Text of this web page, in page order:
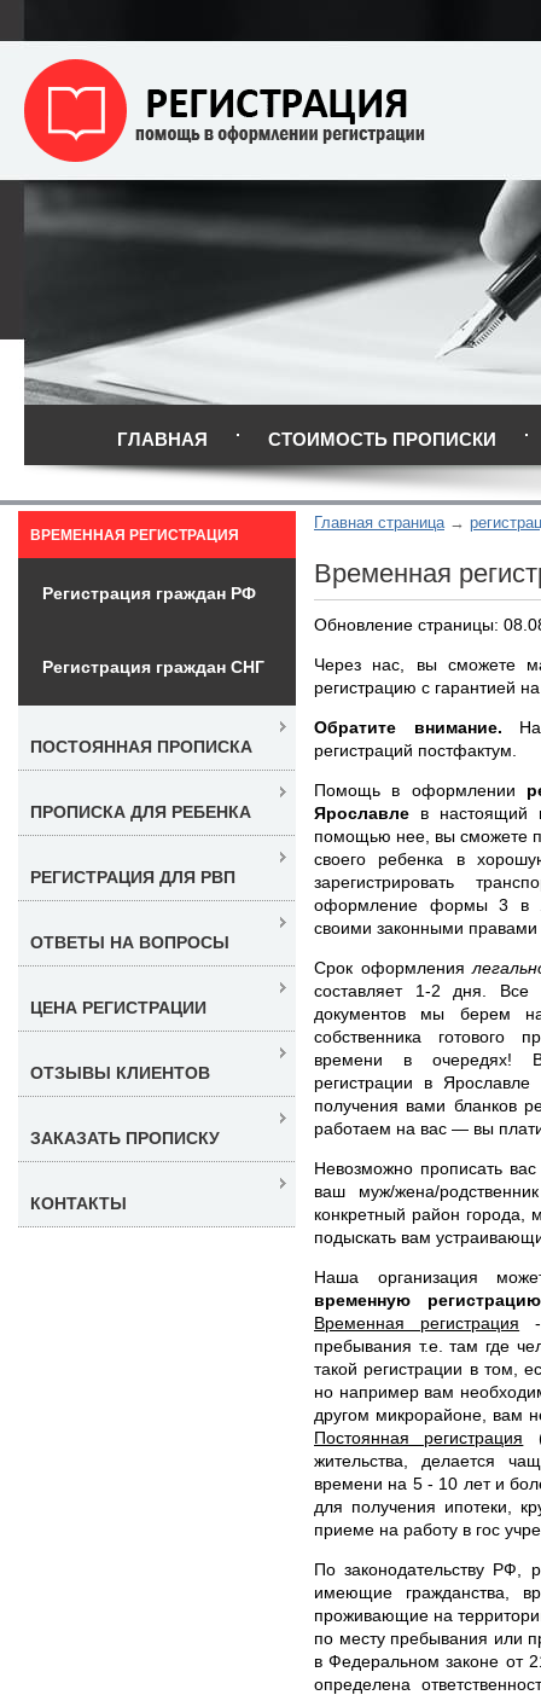
ГЛАВНАЯ СТОИМОСТЬ ПРОПИСКИ
Главная страница
Временная
Обновление страницы:
Через нас, вы сможете
регистрацию с гарантией
Обратите внимание.
регистраций постфактум.
Помощь в оформлении
Ярославле в настоящий
помощью нее, вы сможете
своего ребенка в
зарегистрировать
оформление формы 3 в
своими законными
Срок оформления
составляет 1-2 дня.
документов мы берем
собственника готового
времени в очередях!
регистрации в
получения вами бланков
работаем на вас — вы
Невозможно прописать
ваш муж/жена/
конкретный район города,
подыскать вам
Наша организация
временную
Временная регистрация -
пребывания т.е. там где
такой регистрации в том,
но например вам
другом микрорайоне, вам
Постоянная регистрация
жительства, делается
времени на 5 - 10 лет и
для получения ипотеки,
приеме на работу в гос
По законодательству РФ,
имеющие гражданства,
проживающие на
по месту пребывания или
в Федеральном законе от
определена
ВРЕМЕННАЯ РЕГИСТРАЦИЯ
Регистрация граждан РФ
Регистрация граждан СНГ
ПОСТОЯННАЯ ПРОПИСКА
ПРОПИСКА ДЛЯ РЕБЕНКА
РЕГИСТРАЦИЯ ДЛЯ РВП
ОТВЕТЫ НА ВОПРОСЫ
ЦЕНА РЕГИСТРАЦИИ
ОТЗЫВЫ КЛИЕНТОВ
ЗАКАЗАТЬ ПРОПИСКУ
КОНТАКТЫ